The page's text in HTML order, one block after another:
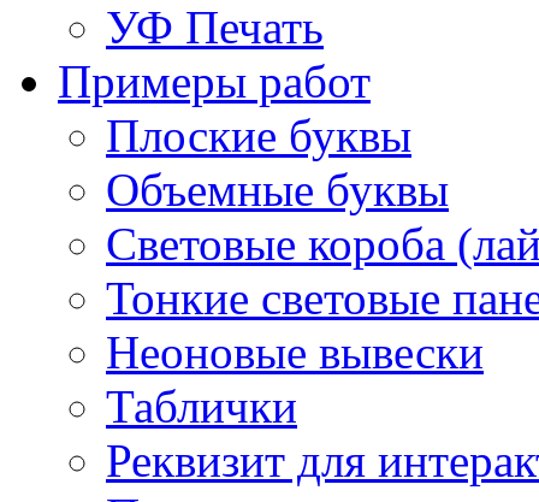
УФ Печать
Примеры работ
Плоские буквы
Объемные буквы
Световые короба
Тонкие световые
Неоновые вывески
Таблички
Реквизит для